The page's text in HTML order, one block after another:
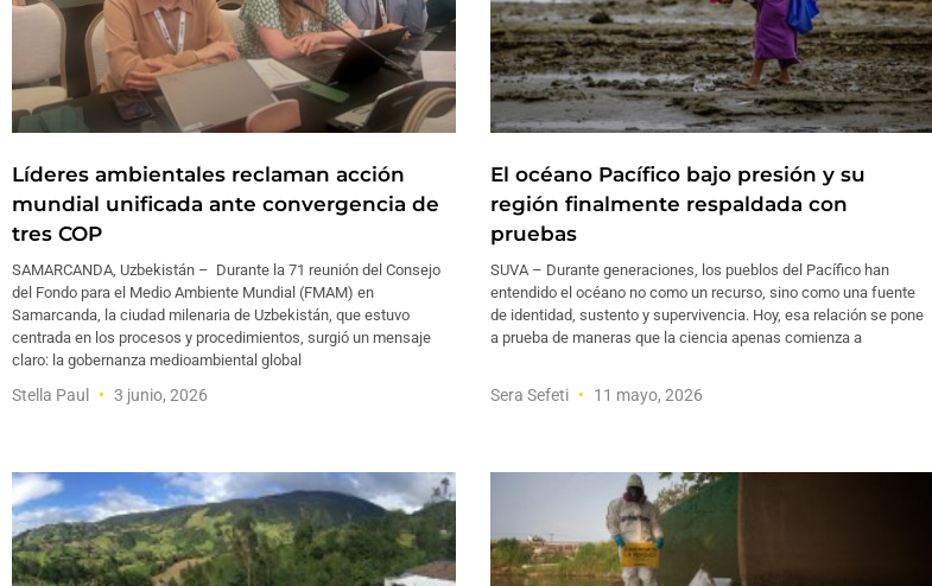
Líderes ambientales reclaman acción
mundial unificada ante convergencia de
tres COP
SAMARCANDA, Uzbekistán – Durante la 71 reunión del Consejo
del Fondo para el Medio Ambiente Mundial (FMAM) en
Samarcanda, la ciudad milenaria de Uzbekistán, que estuvo
centrada en los procesos y procedimientos, surgió un mensaje
claro: la gobernanza medioambiental global
Stella Paul 3 junio, 2026
El océano Pacífico bajo presión y su
región finalmente respaldada con
pruebas
SUVA – Durante generaciones, los pueblos del Pacífico han
entendido el océano no como un recurso, sino como una fuente
de identidad, sustento y supervivencia. Hoy, esa relación se pone
a prueba de maneras que la ciencia apenas comienza a
Sera Sefeti 11 mayo, 2026